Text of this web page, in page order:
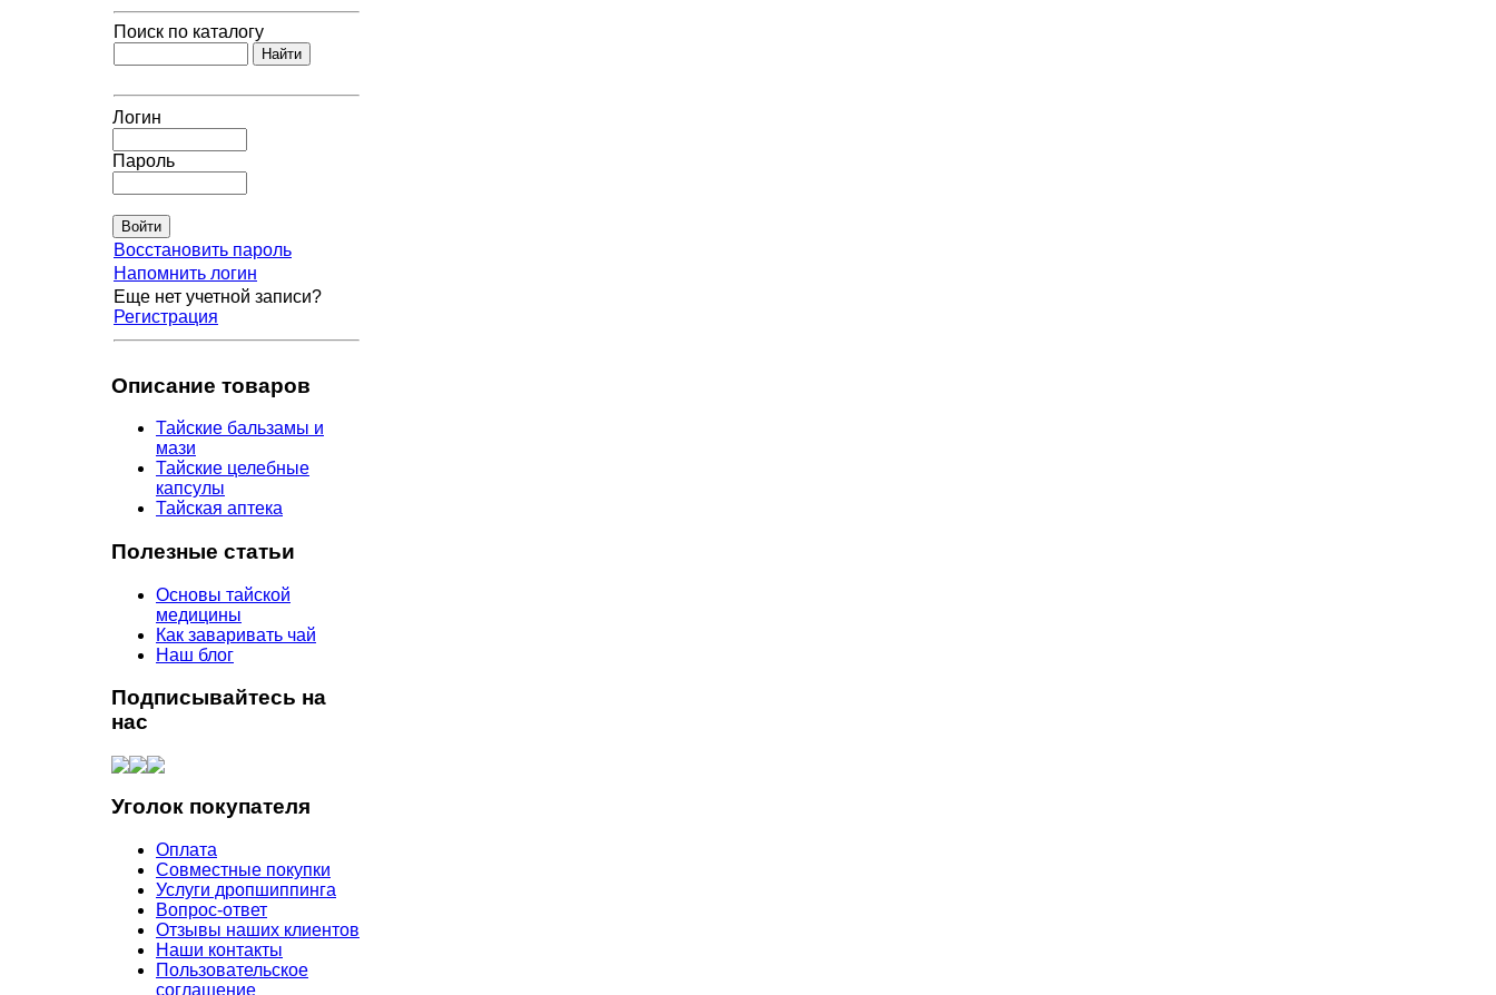
Поиск по каталогу
Логин
Пароль
Восстановить пароль
Напомнить логин
Еще нет учетной записи?
Регистрация
Описание товаров
Тайские бальзамы и
мази
Тайские целебные
капсулы
Тайская аптека
Полезные статьи
Основы тайской
медицины
Как заваривать чай
Наш блог
Подписывайтесь на
нас
Уголок покупателя
Оплата
Совместные покупки
Услуги дропшиппинга
Вопрос-ответ
Отзывы наших клиентов
Наши контакты
Пользовательское
соглашение